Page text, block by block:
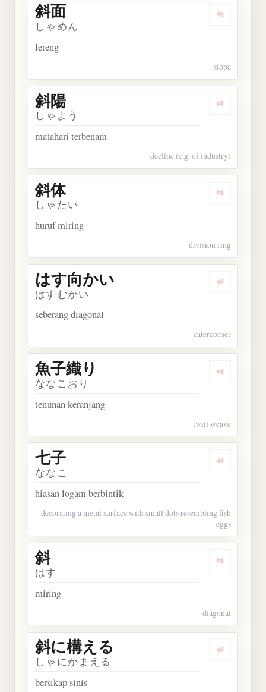
Dengarkan
斜面
しゃめん
lereng
slope
Dengarkan
斜陽
しゃよう
matahari terbenam
decline (e.g. of industry)
Dengarkan
斜体
しゃたい
huruf miring
division ring
Dengarkan
はす向かい
はすむかい
seberang diagonal
catercorner
Dengarkan
魚子織り
ななこおり
tenunan keranjang
twill weave
Dengarkan
七子
ななこ
hiasan logam berbintik
decorating a metal surface with small dots resembling fish
eggs
Dengarkan
斜
はす
miring
diagonal
Dengarkan
斜に構える
しゃにかまえる
bersikap sinis